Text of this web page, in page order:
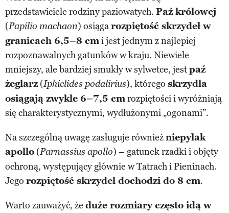
przedstawiciele rodziny paziowatych. Paź królowej
(Papilio machaon) osiągarozpiętość skrzydeł w
granicach 6,5–8 cmi jest jednym z najlepiej
rozpoznawalnych gatunków w kraju. Niewiele
mniejszy, ale bardziej smukły w sylwetce, jestpaź
żeglarz (Iphiclides podalirius), którego skrzydła
osiągają zwykle 6–7,5 cmrozpiętości i wyróżniają
się charakterystycznymi, wydłużonymi „ogonami”.
Na szczególną uwagę zasługuje równieżniepylak
apollo (Parnassius apollo) – gatunek rzadki i objęty
ochroną, występujący głównie w Tatrach i Pieninach.
Jego rozpiętość skrzydeł dochodzi do 8 cm.
Warto zauważyć, że duże rozmiary często idą w